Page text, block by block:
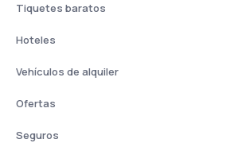
Tiquetes baratos
Hoteles
Vehículos de alquiler
Ofertas
Seguros